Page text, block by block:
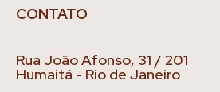
CONTATO
Rua João Afonso, 31 / 201
Humaitá - Rio de Janeiro